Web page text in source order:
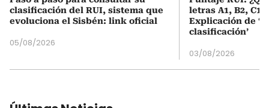
clasificación del RUI, sistema que
evoluciona el Sisbén: link oficial
05/08/2026
letras A1, B2, C1
Explicación de
clasificación’
03/08/2026